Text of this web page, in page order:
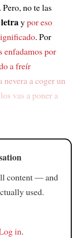
. Pero, no te las
ypor eso
. Por
enfadamos por
a freír
nevera a coger un
vas a poner a
content — and
used.
in.